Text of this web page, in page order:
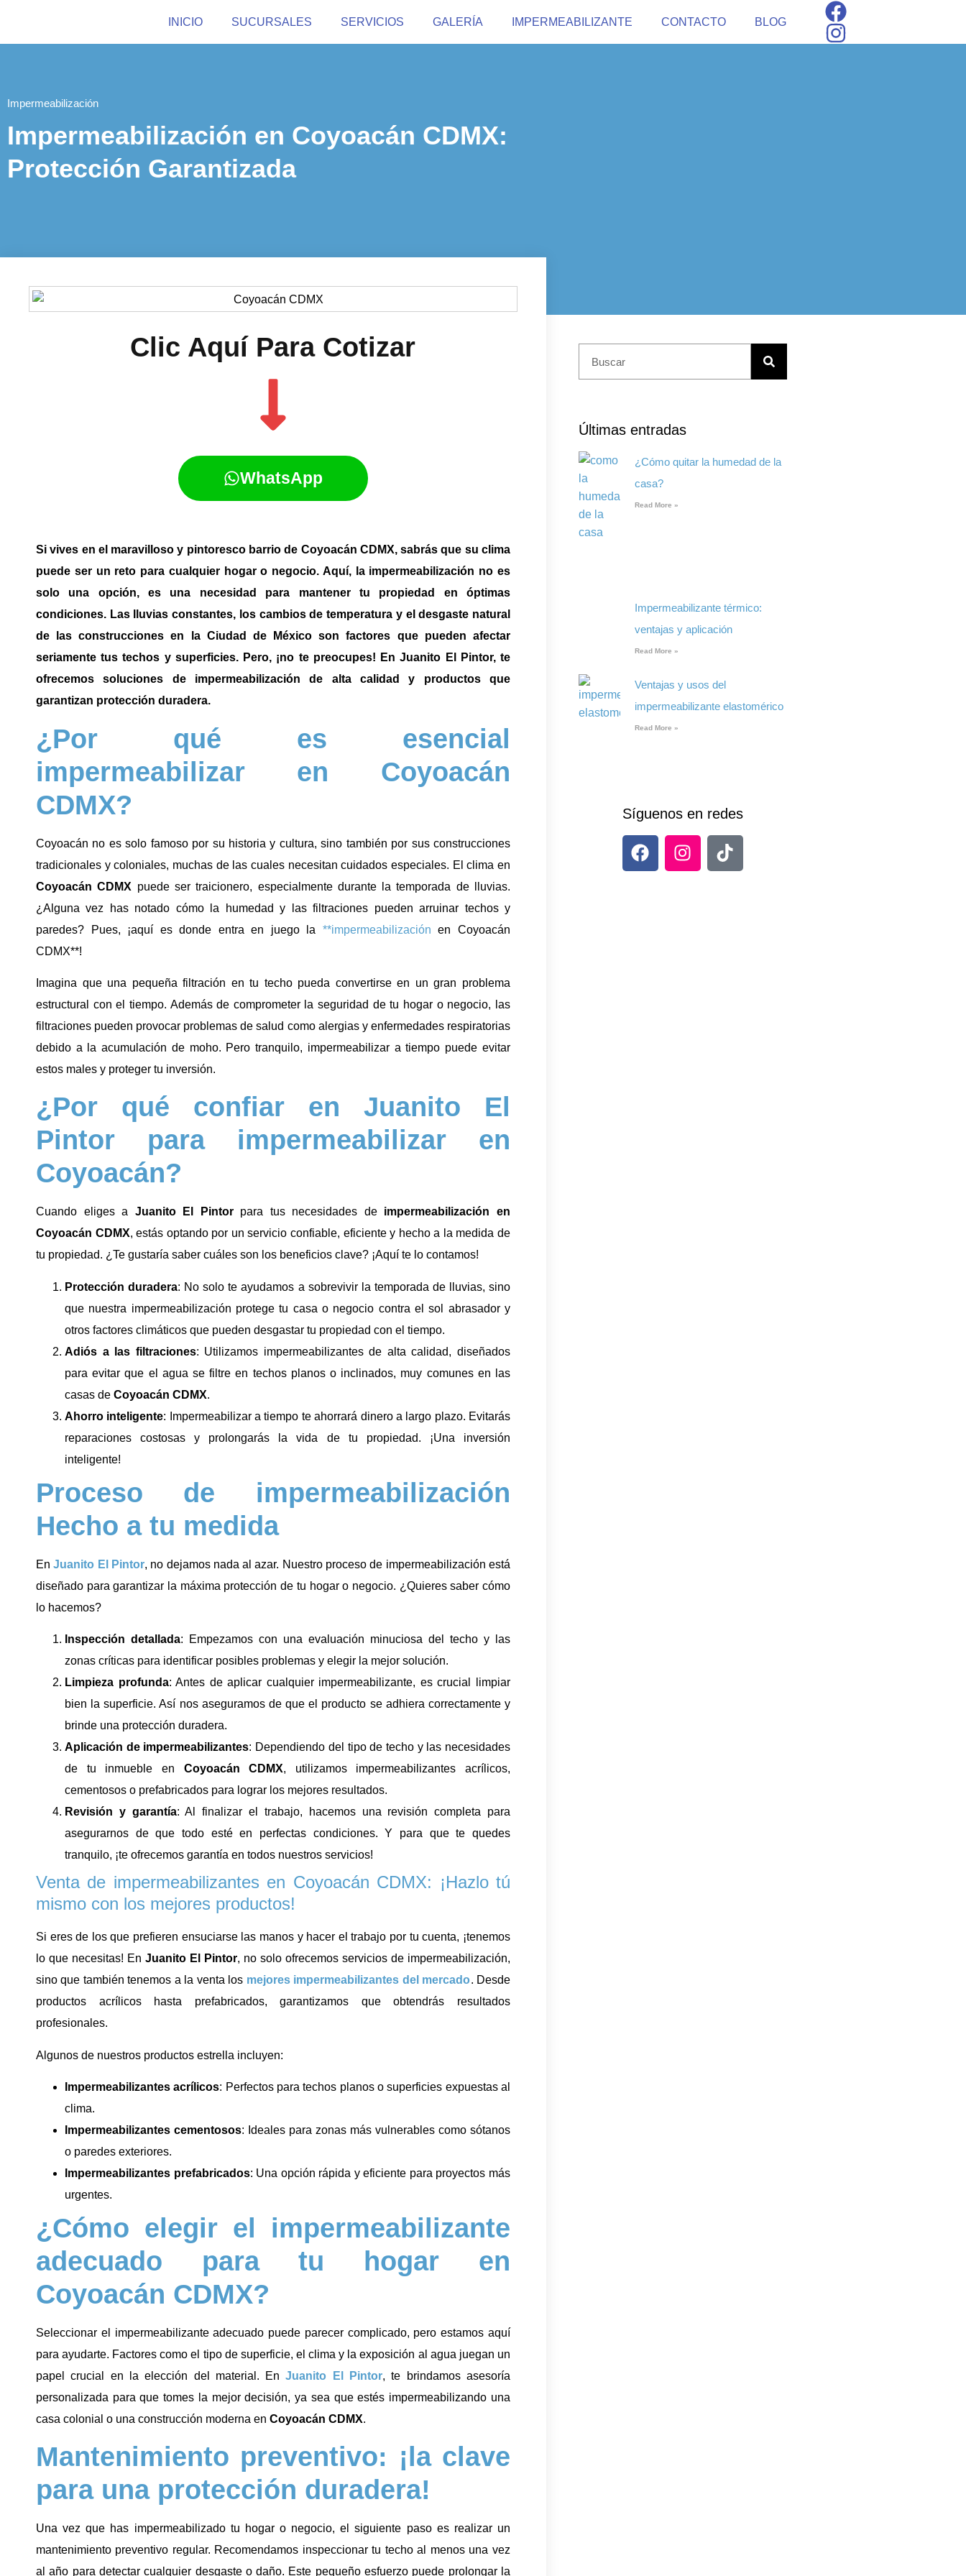
INICIO SUCURSALES SERVICIOS GALERÍA IMPERMEABILIZANTE CONTACTO BLOG
Impermeabilización
Impermeabilización en Coyoacán CDMX:
Protección Garantizada
Clic Aquí Para Cotizar​
WhatsApp
Si vives en el maravilloso y pintoresco barrio de Coyoacán CDMX, sabrás que su clima
puede ser un reto para cualquier hogar o negocio. Aquí, la impermeabilización no es
solo una opción, es una necesidad para mantener tu propiedad en óptimas
condiciones. Las lluvias constantes, los cambios de temperatura y el desgaste natural
de las construcciones en la Ciudad de México son factores que pueden afectar
seriamente tus techos y superficies. Pero, ¡no te preocupes! En Juanito El Pintor, te
ofrecemos soluciones de impermeabilización de alta calidad y productos que
garantizan protección duradera.
¿Por qué es esencial
impermeabilizar en Coyoacán
CDMX?
Coyoacán no es solo famoso por su historia y cultura, sino también por sus construcciones
tradicionales y coloniales, muchas de las cuales necesitan cuidados especiales. El clima en
Coyoacán CDMX puede ser traicionero, especialmente durante la temporada de lluvias.
¿Alguna vez has notado cómo la humedad y las filtraciones pueden arruinar techos y
paredes? Pues, ¡aquí es donde entra en juego la **impermeabilización en Coyoacán
CDMX**!
Imagina que una pequeña filtración en tu techo pueda convertirse en un gran problema
estructural con el tiempo. Además de comprometer la seguridad de tu hogar o negocio, las
filtraciones pueden provocar problemas de salud como alergias y enfermedades respiratorias
debido a la acumulación de moho. Pero tranquilo, impermeabilizar a tiempo puede evitar
estos males y proteger tu inversión.
¿Por qué confiar en Juanito El
Pintor para impermeabilizar en
Coyoacán?
Cuando eliges a Juanito El Pintorpara tus necesidades de impermeabilización en
Coyoacán CDMX, estás optando por un servicio confiable, eficiente y hecho a la medida de
tu propiedad. ¿Te gustaría saber cuáles son los beneficios clave? ¡Aquí te lo contamos!
Protección duradera: No solo te ayudamos a sobrevivir la temporada de lluvias, sino
que nuestra impermeabilización protege tu casa o negocio contra el sol abrasador y
otros factores climáticos que pueden desgastar tu propiedad con el tiempo.
Adiós a las filtraciones: Utilizamos impermeabilizantes de alta calidad, diseñados
para evitar que el agua se filtre en techos planos o inclinados, muy comunes en las
casas de Coyoacán CDMX.
Ahorro inteligente: Impermeabilizar a tiempo te ahorrará dinero a largo plazo. Evitarás
reparaciones costosas y prolongarás la vida de tu propiedad. ¡Una inversión
inteligente!
Proceso de impermeabilización
Hecho a tu medida
EnJuanito El Pintor, no dejamos nada al azar. Nuestro proceso de impermeabilización está
diseñado para garantizar la máxima protección de tu hogar o negocio. ¿Quieres saber cómo
lo hacemos?
Inspección detallada: Empezamos con una evaluación minuciosa del techo y las
zonas críticas para identificar posibles problemas y elegir la mejor solución.
Limpieza profunda: Antes de aplicar cualquier impermeabilizante, es crucial limpiar
bien la superficie. Así nos aseguramos de que el producto se adhiera correctamente y
brinde una protección duradera.
Aplicación de impermeabilizantes: Dependiendo del tipo de techo y las necesidades
de tu inmueble en Coyoacán CDMX, utilizamos impermeabilizantes acrílicos,
cementosos o prefabricados para lograr los mejores resultados.
Revisión y garantía: Al finalizar el trabajo, hacemos una revisión completa para
asegurarnos de que todo esté en perfectas condiciones. Y para que te quedes
tranquilo, ¡te ofrecemos garantía en todos nuestros servicios!
Venta de impermeabilizantes en Coyoacán CDMX: ¡Hazlo tú
mismo con los mejores productos!
Si eres de los que prefieren ensuciarse las manos y hacer el trabajo por tu cuenta, ¡tenemos
lo que necesitas! En Juanito El Pintor, no solo ofrecemos servicios de impermeabilización,
sino que también tenemos a la venta los mejores impermeabilizantes del mercado. Desde
productos acrílicos hasta prefabricados, garantizamos que obtendrás resultados
profesionales.
Algunos de nuestros productos estrella incluyen:
Impermeabilizantes acrílicos: Perfectos para techos planos o superficies expuestas al
clima.
Impermeabilizantes cementosos: Ideales para zonas más vulnerables como sótanos
o paredes exteriores.
Impermeabilizantes prefabricados: Una opción rápida y eficiente para proyectos más
urgentes.
¿Cómo elegir el impermeabilizante
adecuado para tu hogar en
Coyoacán CDMX?
Seleccionar el impermeabilizante adecuado puede parecer complicado, pero estamos aquí
para ayudarte. Factores como el tipo de superficie, el clima y la exposición al agua juegan un
papel crucial en la elección del material. EnJuanito El Pintor, te brindamos asesoría
personalizada para que tomes la mejor decisión, ya sea que estés impermeabilizando una
casa colonial o una construcción moderna en Coyoacán CDMX.
Mantenimiento preventivo: ¡la clave
para una protección duradera!
Una vez que has impermeabilizado tu hogar o negocio, el siguiente paso es realizar un
mantenimiento preventivo regular. Recomendamos inspeccionar tu techo al menos una vez
al año para detectar cualquier desgaste o daño. Este pequeño esfuerzo puede prolongar la
Últimas entradas
¿Cómo quitar la humedad de la
casa?
Read More »
Impermeabilizante térmico:
ventajas y aplicación
Read More »
Ventajas y usos del
impermeabilizante elastomérico
Read More »
Síguenos en redes